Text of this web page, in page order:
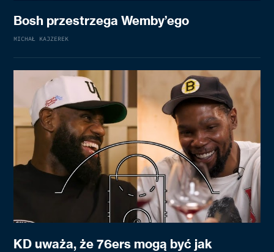
Bosh przestrzega Wemby’ego
MICHAŁ KAJZEREK
KD uważa, że 76ers mogą być jak